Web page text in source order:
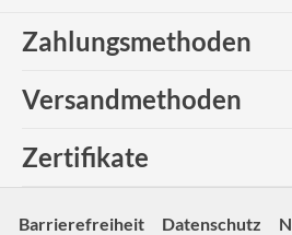
Zahlungsmethoden
Versandmethoden
Zertifikate
Barrierefreiheit Datenschutz